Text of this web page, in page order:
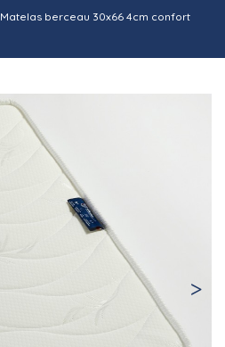
Matelas berceau 30x66 4cm confort